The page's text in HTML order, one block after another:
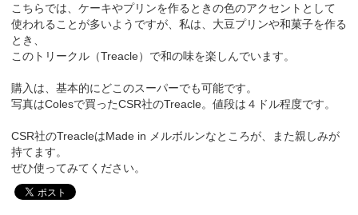
こちらでは、ケーキやプリンを作るときの色のアクセントとして
使われることが多いようですが、私は、大豆プリンや和菓子を作る
とき、
このトリークル（Treacle）で和の味を楽しんでいます。
購入は、基本的にどこのスーパーでも可能です。
写真はColesで買ったCSR社のTreacle。値段は４ドル程度です。
CSR社のTreacleはMade in メルボルンなところが、また親しみが
持てます。
ぜひ使ってみてください。